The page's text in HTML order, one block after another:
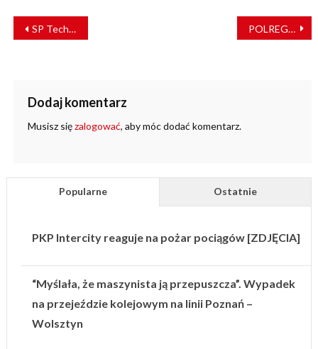
NAWIGACJA
WPISU
SP Tech Solutions i G&K Rail Group razem dla cyfryzacji POLREGIO i RAFAMET stworzą centrum naprawy zestawów kołowych
Dodaj komentarz
Musisz sięzalogować, aby móc dodać komentarz.
Popularne Ostatnie
PKP Intercity reaguje na pożar pociągów [ZDJĘCIA]
“Myślała, że maszynista ją przepuszcza”. Wypadek
na przejeździe kolejowym na linii Poznań –
Wolsztyn